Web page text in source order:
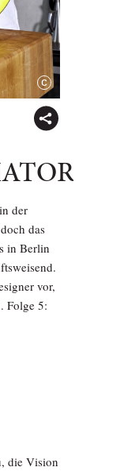
der
das
in Berlin
vor,
Folge 5:
die Vision